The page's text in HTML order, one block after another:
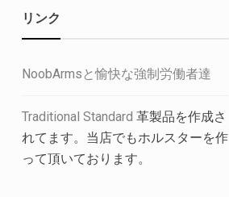
リンク
NoobArmsと愉快な強制労働者達
Traditional Standard 革製品を作成さ
れてます。当店でもホルスターを作
って頂いております。